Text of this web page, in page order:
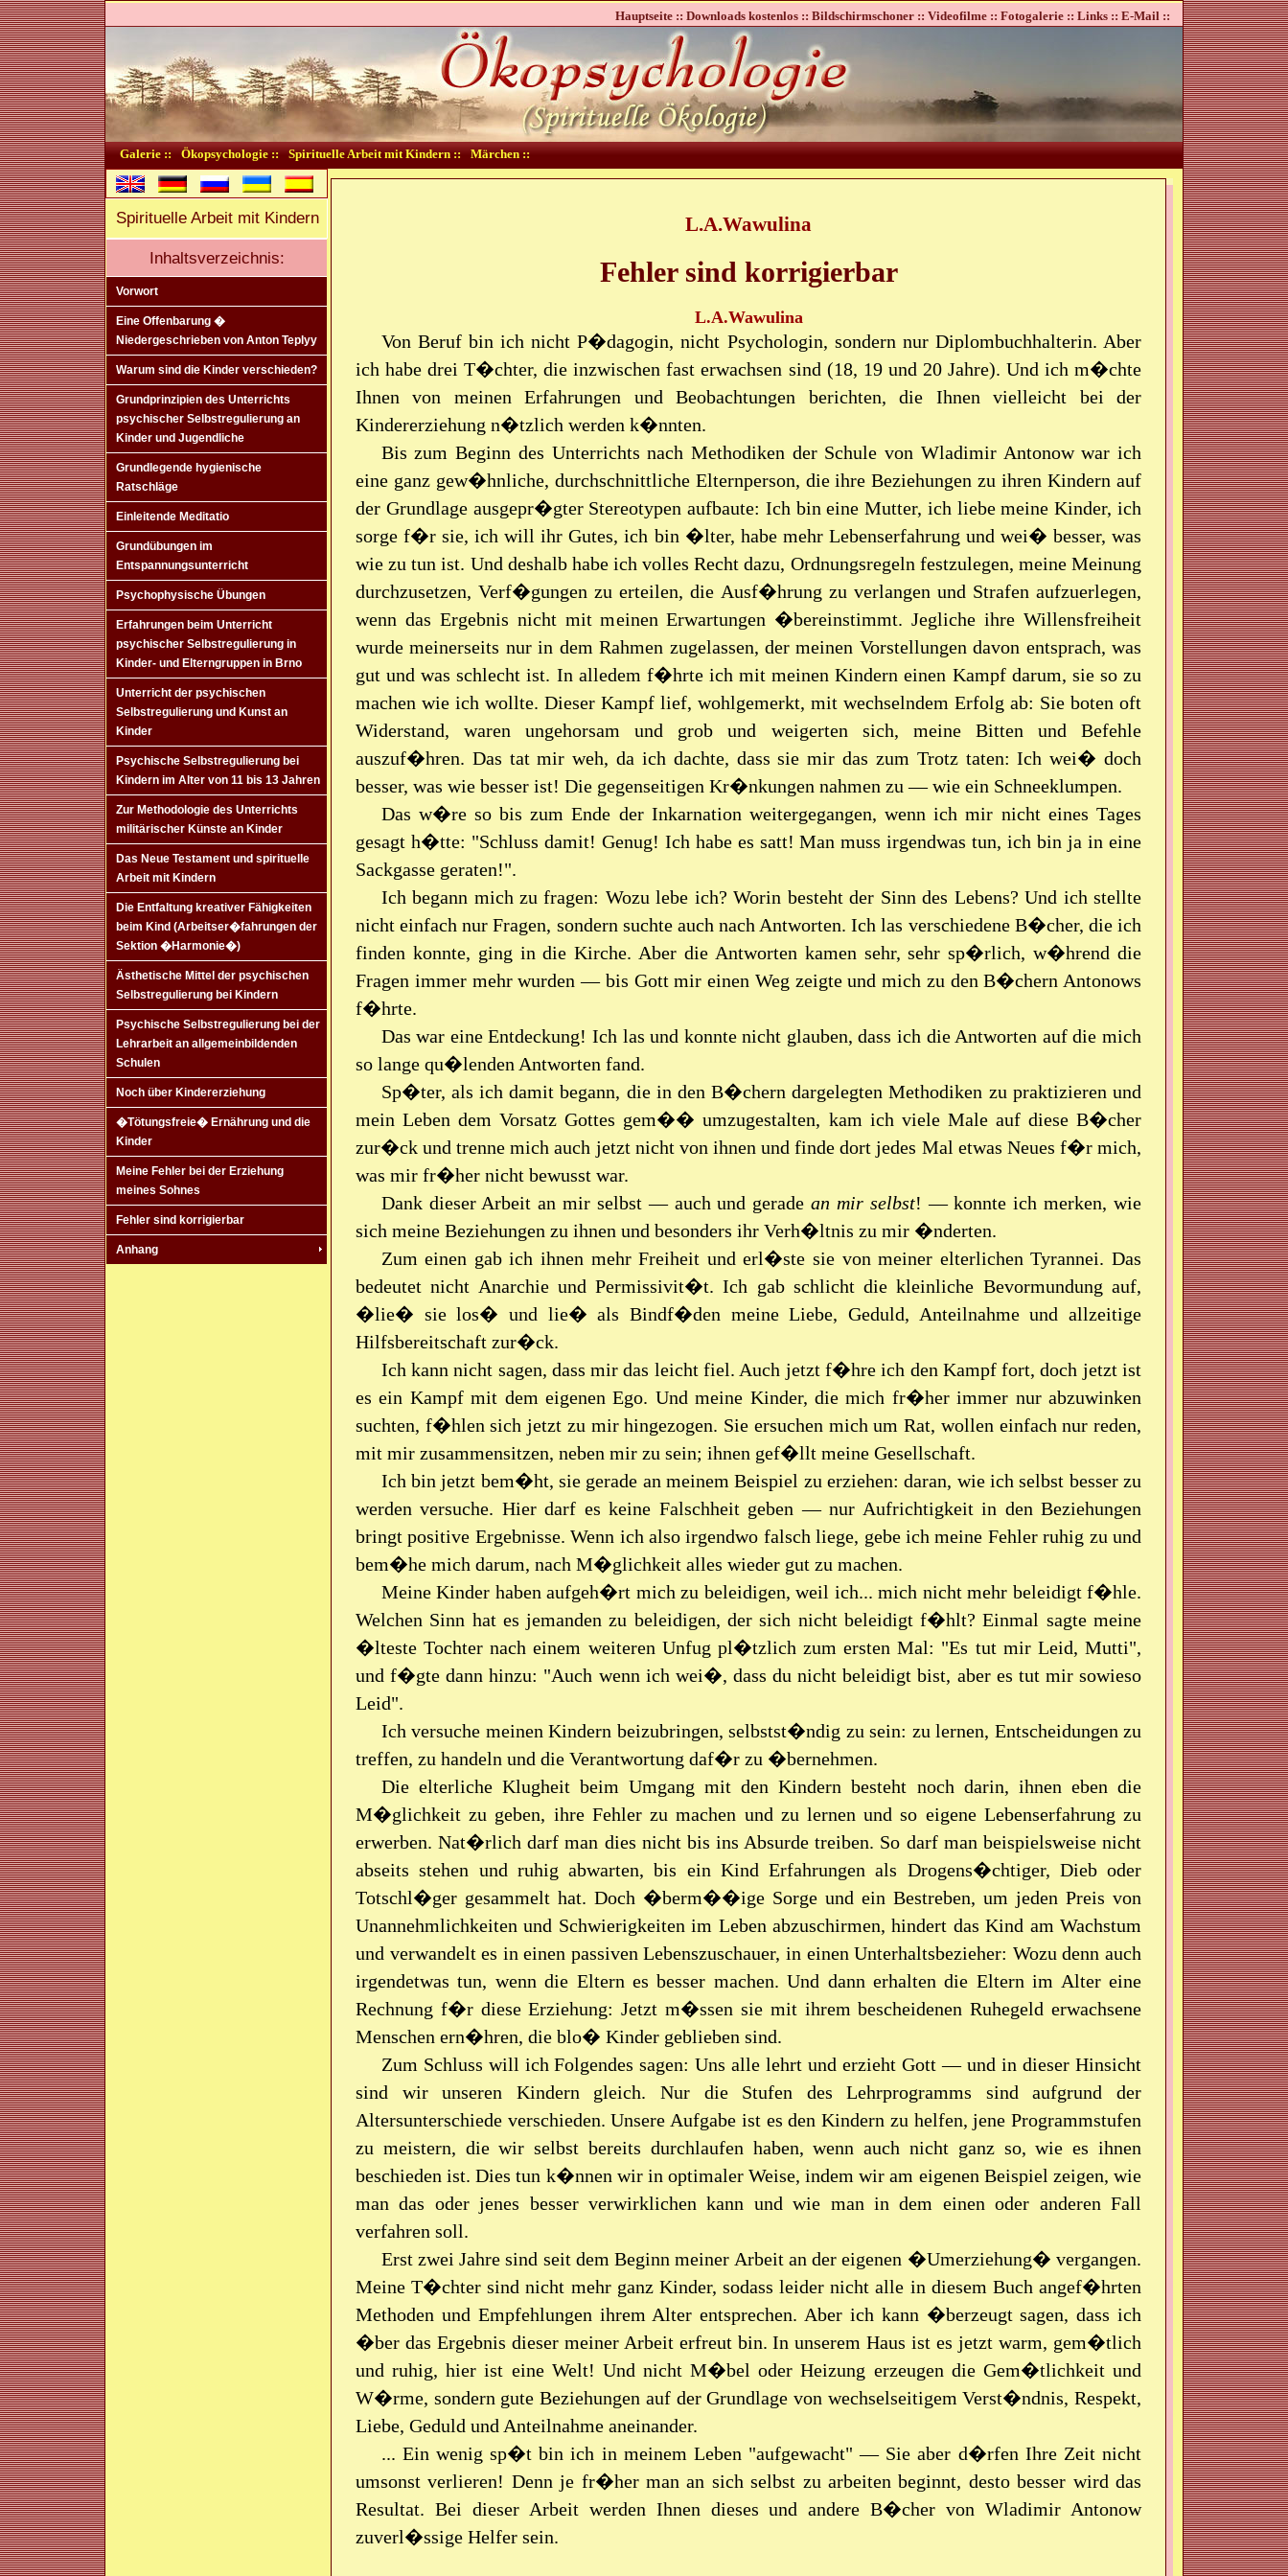
Hauptseite :: Downloads kostenlos :: Bildschirmschoner :: Videofilme :: Fotogalerie :: Links :: E-Mail ::
Galerie :: Ökopsychologie :: Spirituelle Arbeit mit Kindern :: Märchen ::
Spirituelle Arbeit mit Kindern
Inhaltsverzeichnis:
Vorwort
Eine Offenbarung �
Niedergeschrieben von Anton Teplyy
Warum sind die Kinder verschieden?
Grundprinzipien des Unterrichts
psychischer Selbstregulierung an
Kinder und Jugendliche
Grundlegende hygienische
Ratschläge
Einleitende Meditatio
Grundübungen im
Entspannungsunterricht
Psychophysische Übungen
Erfahrungen beim Unterricht
psychischer Selbstregulierung in
Kinder- und Elterngruppen in Brno
Unterricht der psychischen
Selbstregulierung und Kunst an
Kinder
Psychische Selbstregulierung bei
Kindern im Alter von 11 bis 13 Jahren
Zur Methodologie des Unterrichts
militärischer Künste an Kinder
Das Neue Testament und spirituelle
Arbeit mit Kindern
Die Entfaltung kreativer Fähigkeiten
beim Kind (Arbeitser�fahrungen der
Sektion �Harmonie�)
Ästhetische Mittel der psychischen
Selbstregulierung bei Kindern
Psychische Selbstregulierung bei der
Lehrarbeit an allgemeinbildenden
Schulen
Noch über Kindererziehung
�Tötungsfreie� Ernährung und die
Kinder
Meine Fehler bei der Erziehung
meines Sohnes
Fehler sind korrigierbar
Anhang
L.A.Wawulina
Fehler sind korrigierbar
L.A.Wawulina
Von Beruf bin ich nicht P�dagogin, nicht Psychologin, sondern nur Diplombuchhalterin. Aber
ich habe drei T�chter, die inzwischen fast erwachsen sind (18, 19 und 20 Jahre). Und ich m�chte
Ihnen von meinen Erfahrungen und Beobachtungen berichten, die Ihnen vielleicht bei der
Kindererziehung n�tzlich werden k�nnten.
Bis zum Beginn des Unterrichts nach Methodiken der Schule von Wladimir Antonow war ich
eine ganz gew�hnliche, durchschnittliche Elternperson, die ihre Beziehungen zu ihren Kindern auf
der Grundlage ausgepr�gter Stereotypen aufbaute: Ich bin eine Mutter, ich liebe meine Kinder, ich
sorge f�r sie, ich will ihr Gutes, ich bin �lter, habe mehr Lebenserfahrung und wei� besser, was
wie zu tun ist. Und deshalb habe ich volles Recht dazu, Ordnungsregeln festzulegen, meine Meinung
durchzusetzen, Verf�gungen zu erteilen, die Ausf�hrung zu verlangen und Strafen aufzuerlegen,
wenn das Ergebnis nicht mit meinen Erwartungen �bereinstimmt. Jegliche ihre Willensfreiheit
wurde meinerseits nur in dem Rahmen zugelassen, der meinen Vorstellungen davon entsprach, was
gut und was schlecht ist. In alledem f�hrte ich mit meinen Kindern einen Kampf darum, sie so zu
machen wie ich wollte. Dieser Kampf lief, wohlgemerkt, mit wechselndem Erfolg ab: Sie boten oft
Widerstand, waren ungehorsam und grob und weigerten sich, meine Bitten und Befehle
auszuf�hren. Das tat mir weh, da ich dachte, dass sie mir das zum Trotz taten: Ich wei� doch
besser, was wie besser ist! Die gegenseitigen Kr�nkungen nahmen zu — wie ein Schneeklumpen.
Das w�re so bis zum Ende der Inkarnation weitergegangen, wenn ich mir nicht eines Tages
gesagt h�tte: "Schluss damit! Genug! Ich habe es satt! Man muss irgendwas tun, ich bin ja in eine
Sackgasse geraten!".
Ich begann mich zu fragen: Wozu lebe ich? Worin besteht der Sinn des Lebens? Und ich stellte
nicht einfach nur Fragen, sondern suchte auch nach Antworten. Ich las verschiedene B�cher, die ich
finden konnte, ging in die Kirche. Aber die Antworten kamen sehr, sehr sp�rlich, w�hrend die
Fragen immer mehr wurden — bis Gott mir einen Weg zeigte und mich zu den B�chern Antonows
f�hrte.
Das war eine Entdeckung! Ich las und konnte nicht glauben, dass ich die Antworten auf die mich
so lange qu�lenden Antworten fand.
Sp�ter, als ich damit begann, die in den B�chern dargelegten Methodiken zu praktizieren und
mein Leben dem Vorsatz Gottes gem�� umzugestalten, kam ich viele Male auf diese B�cher
zur�ck und trenne mich auch jetzt nicht von ihnen und finde dort jedes Mal etwas Neues f�r mich,
was mir fr�her nicht bewusst war.
Dank dieser Arbeit an mir selbst — auch und geradean mir selbst! — konnte ich merken, wie
sich meine Beziehungen zu ihnen und besonders ihr Verh�ltnis zu mir �nderten.
Zum einen gab ich ihnen mehr Freiheit und erl�ste sie von meiner elterlichen Tyrannei. Das
bedeutet nicht Anarchie und Permissivit�t. Ich gab schlicht die kleinliche Bevormundung auf,
�lie� sie los� und lie� als Bindf�den meine Liebe, Geduld, Anteilnahme und allzeitige
Hilfsbereitschaft zur�ck.
Ich kann nicht sagen, dass mir das leicht fiel. Auch jetzt f�hre ich den Kampf fort, doch jetzt ist
es ein Kampf mit dem eigenen Ego. Und meine Kinder, die mich fr�her immer nur abzuwinken
suchten, f�hlen sich jetzt zu mir hingezogen. Sie ersuchen mich um Rat, wollen einfach nur reden,
mit mir zusammensitzen, neben mir zu sein; ihnen gef�llt meine Gesellschaft.
Ich bin jetzt bem�ht, sie gerade an meinem Beispiel zu erziehen: daran, wie ich selbst besser zu
werden versuche. Hier darf es keine Falschheit geben — nur Aufrichtigkeit in den Beziehungen
bringt positive Ergebnisse. Wenn ich also irgendwo falsch liege, gebe ich meine Fehler ruhig zu und
bem�he mich darum, nach M�glichkeit alles wieder gut zu machen.
Meine Kinder haben aufgeh�rt mich zu beleidigen, weil ich... mich nicht mehr beleidigt f�hle.
Welchen Sinn hat es jemanden zu beleidigen, der sich nicht beleidigt f�hlt? Einmal sagte meine
�lteste Tochter nach einem weiteren Unfug pl�tzlich zum ersten Mal: "Es tut mir Leid, Mutti",
und f�gte dann hinzu: "Auch wenn ich wei�, dass du nicht beleidigt bist, aber es tut mir sowieso
Leid".
Ich versuche meinen Kindern beizubringen, selbstst�ndig zu sein: zu lernen, Entscheidungen zu
treffen, zu handeln und die Verantwortung daf�r zu �bernehmen.
Die elterliche Klugheit beim Umgang mit den Kindern besteht noch darin, ihnen eben die
M�glichkeit zu geben, ihre Fehler zu machen und zu lernen und so eigene Lebenserfahrung zu
erwerben. Nat�rlich darf man dies nicht bis ins Absurde treiben. So darf man beispielsweise nicht
abseits stehen und ruhig abwarten, bis ein Kind Erfahrungen als Drogens�chtiger, Dieb oder
Totschl�ger gesammelt hat. Doch �berm��ige Sorge und ein Bestreben, um jeden Preis von
Unannehmlichkeiten und Schwierigkeiten im Leben abzuschirmen, hindert das Kind am Wachstum
und verwandelt es in einen passiven Lebenszuschauer, in einen Unterhaltsbezieher: Wozu denn auch
irgendetwas tun, wenn die Eltern es besser machen. Und dann erhalten die Eltern im Alter eine
Rechnung f�r diese Erziehung: Jetzt m�ssen sie mit ihrem bescheidenen Ruhegeld erwachsene
Menschen ern�hren, die blo� Kinder geblieben sind.
Zum Schluss will ich Folgendes sagen: Uns alle lehrt und erzieht Gott — und in dieser Hinsicht
sind wir unseren Kindern gleich. Nur die Stufen des Lehrprogramms sind aufgrund der
Altersunterschiede verschieden. Unsere Aufgabe ist es den Kindern zu helfen, jene Programmstufen
zu meistern, die wir selbst bereits durchlaufen haben, wenn auch nicht ganz so, wie es ihnen
beschieden ist. Dies tun k�nnen wir in optimaler Weise, indem wir am eigenen Beispiel zeigen, wie
man das oder jenes besser verwirklichen kann und wie man in dem einen oder anderen Fall
verfahren soll.
Erst zwei Jahre sind seit dem Beginn meiner Arbeit an der eigenen �Umerziehung� vergangen.
Meine T�chter sind nicht mehr ganz Kinder, sodass leider nicht alle in diesem Buch angef�hrten
Methoden und Empfehlungen ihrem Alter entsprechen. Aber ich kann �berzeugt sagen, dass ich
�ber das Ergebnis dieser meiner Arbeit erfreut bin. In unserem Haus ist es jetzt warm, gem�tlich
und ruhig, hier ist eine Welt! Und nicht M�bel oder Heizung erzeugen die Gem�tlichkeit und
W�rme, sondern gute Beziehungen auf der Grundlage von wechselseitigem Verst�ndnis, Respekt,
Liebe, Geduld und Anteilnahme aneinander.
... Ein wenig sp�t bin ich in meinem Leben "aufgewacht" — Sie aber d�rfen Ihre Zeit nicht
umsonst verlieren! Denn je fr�her man an sich selbst zu arbeiten beginnt, desto besser wird das
Resultat. Bei dieser Arbeit werden Ihnen dieses und andere B�cher von Wladimir Antonow
zuverl�ssige Helfer sein.